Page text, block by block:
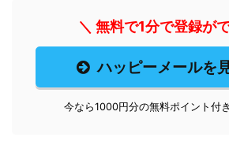
＼ 無料で1分で登録が
ハッピーメールを
今なら1000円分の無料ポイント付